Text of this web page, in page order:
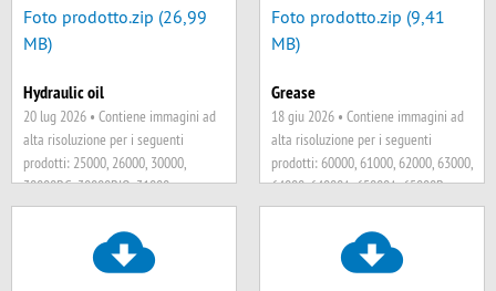
18000SLS, 19000, 20000, 20000LV,
21000, 21000LV, 25000, 26000, 33000,
43000, 43000BS, 43000K, 43000R,
44000, 51000A, 51000B, 51000C,
51000D, 52000, 52000B, 52000S,
53000, 54000, 54000A, 54000BS,
54000S, 55000, 56000, 57000, 58000,
60000, 61000, 63000, 65000B, 66000,
83000, 83000A, 83000C, 86000A,
86000ABL, 86000ALP, 86000C,
86000A, 86000ABL, 86000ALP,
86000C, 86000CBL, 86000CLP,
88000A, 88000C, 95000, 99000,
A202, A203, A300, A300, A400, A401,
AD01000, AD06000, BL001000,
BL001000BIO, BL020000, BL021000,
BL022000, BL030000, BL032000,
PP200G, PP200R
Foto prodotto.zip (26,99
MB)
Hydraulic oil
20 lug 2026 • Contiene immagini ad
alta risoluzione per i seguenti
prodotti: 25000, 26000, 30000,
30000BG, 30000BIO, 31000,
31000BG, 32000, 32000BG,
32000BIO, 32000PN, 33000, 33000A,
35000, 35000A, 36000, 37000, 42000,
50000MB, 50000MBL, 50000SCF,
Foto prodotto.zip (9,41
MB)
Grease
18 giu 2026 • Contiene immagini ad
alta risoluzione per i seguenti
prodotti: 60000, 61000, 62000, 63000,
64000, 64000A, 65000A, 65000B,
65000H, 65000HDB, 66000, 66000CR